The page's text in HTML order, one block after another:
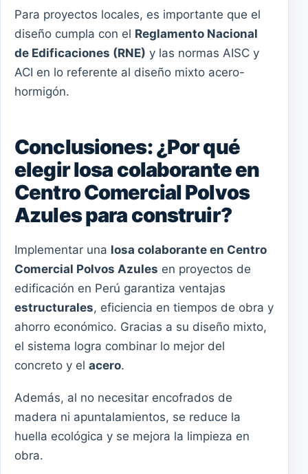
Para proyectos locales, es importante que el
diseño cumpla con el Reglamento Nacional
de Edificaciones (RNE) y las normas AISC y
ACI en lo referente al diseño mixto acero-
hormigón.
Conclusiones: ¿Por qué
elegir losa colaborante en
Centro Comercial Polvos
Azules para construir?
Implementar una losa colaborante en Centro
Comercial Polvos Azules en proyectos de
edificación en Perú garantiza ventajas
estructurales, eficiencia en tiempos de obra y
ahorro económico. Gracias a su diseño mixto,
el sistema logra combinar lo mejor del
concreto y el acero.
Además, al no necesitar encofrados de
madera ni apuntalamientos, se reduce la
huella ecológica y se mejora la limpieza en
obra.